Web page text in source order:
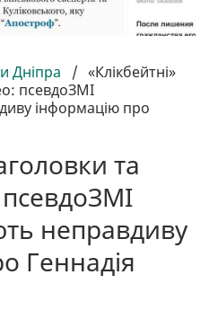
Дніпра / «Клікбейтні»
псевдоЗМІ
інформацію про
та
неправдиву
Геннадія